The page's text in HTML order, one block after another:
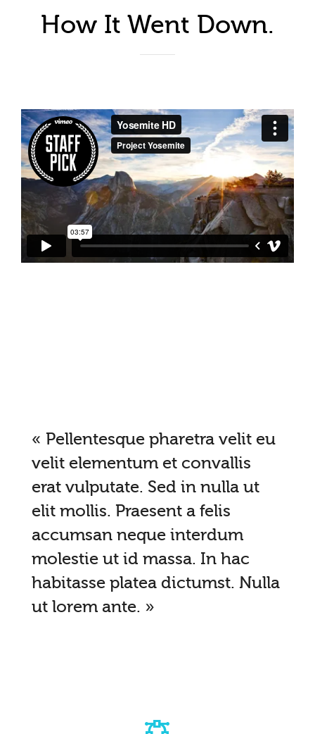
How It Went Down.
« Pellentesque pharetra velit eu
velit elementum et convallis
erat vulputate. Sed in nulla ut
elit mollis. Praesent a felis
accumsan neque interdum
molestie ut id massa. In hac
habitasse platea dictumst. Nulla
ut lorem ante. »